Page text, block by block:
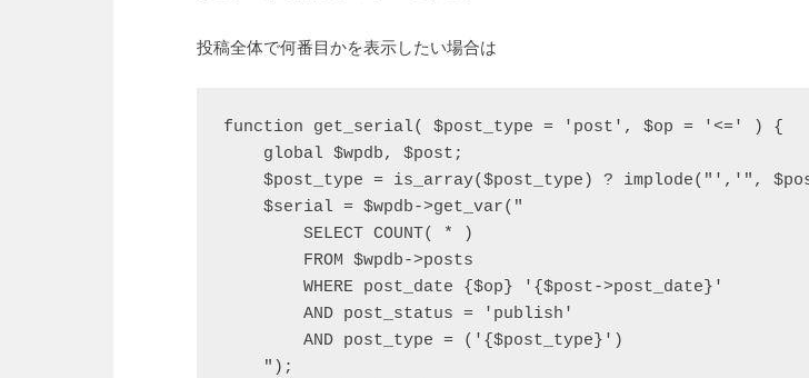
投稿全体で何番目かを表示したい場合は
function get_serial( $post_type = 'post', $op = '<=' ) {
    global $wpdb, $post;
$post_type = is_array($post_type) ? implode("','",
    $serial = $wpdb->get_var("
        SELECT COUNT( * )
        FROM $wpdb->posts
        WHERE post_date {$op} '{$post->post_date}'
        AND post_status = 'publish'
        AND post_type = ('{$post_type}')
    ");